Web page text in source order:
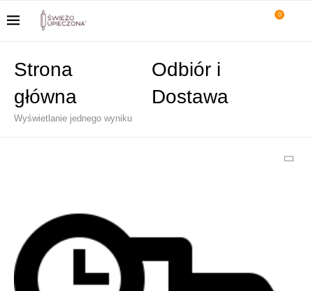
0
Strona
główna
Odbiór i
Dostawa
Wyświetlanie jednego wyniku